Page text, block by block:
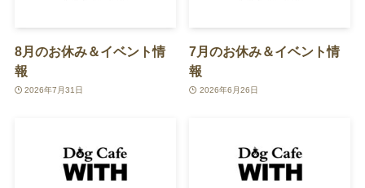
8月のお休み＆イベント情
報
2026年7月31日
7月のお休み＆イベント情
報
2026年6月26日